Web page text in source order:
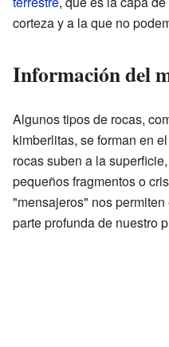
corteza y a la que no
Información del
Algunos tipos de rocas,
kimberlitas, se forman en
rocas suben a la
pequeños fragmentos o
"mensajeros" nos
parte profunda de nuestro